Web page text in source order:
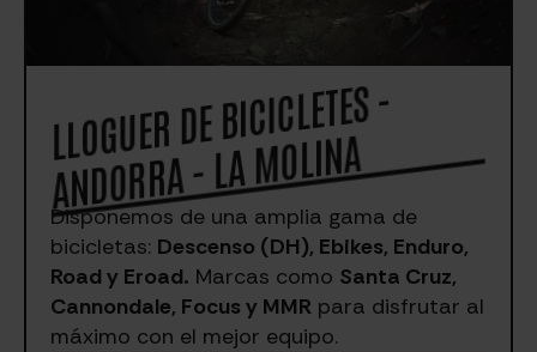
LLOGUER DE BICICLETES -
A
NDORRA - LA
MOLI
NA
Disponemos de una amplia gama de
bicicletas: Descenso (DH), Ebikes, Enduro,
Road y Eroad. Marcas como Santa Cruz,
Cannondale, Focus y MMR para disfrutar al
máximo con el mejor equipo.